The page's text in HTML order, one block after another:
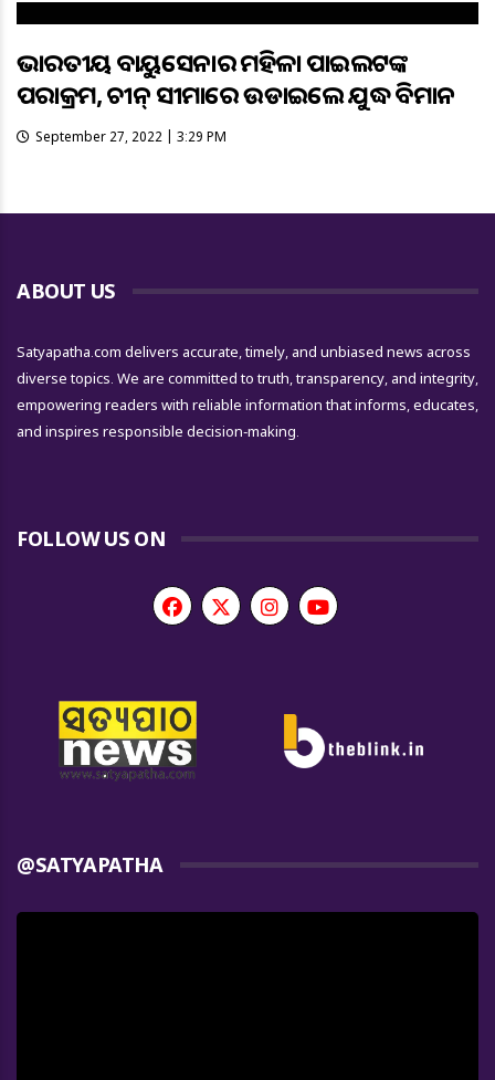
ଭାରତୀୟ ବାୟୁସେନାର ମହିଳା ପାଇଲଟଙ୍କ
ପରାକ୍ରମ, ଚୀନ୍ ସୀମାରେ ଉଡାଇଲେ ଯୁଦ୍ଧ ବିମାନ
September 27, 2022 | 3:29 PM
ABOUT US
Satyapatha.com delivers accurate, timely, and unbiased news across
diverse topics. We are committed to truth, transparency, and integrity,
empowering readers with reliable information that informs, educates,
and inspires responsible decision-making.
FOLLOW US ON
@SATYAPATHA